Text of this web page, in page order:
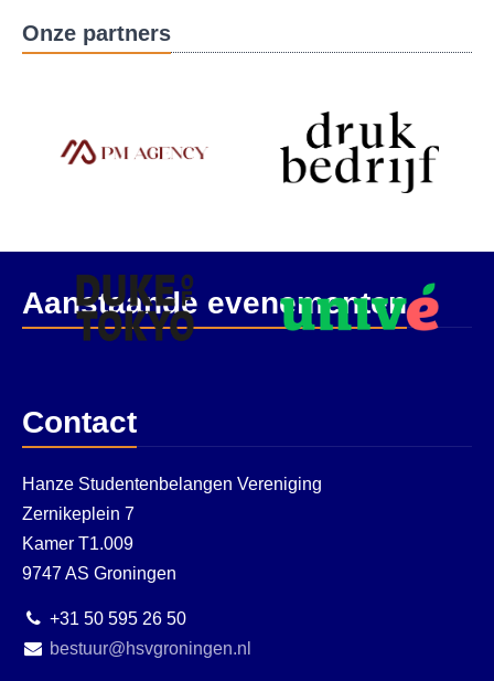
Onze partners
Aanstaande evenementen
Contact
Hanze Studentenbelangen Vereniging
Zernikeplein 7
Kamer T1.009
9747 AS Groningen
+31 50 595 26 50
bestuur@hsvgroningen.nl